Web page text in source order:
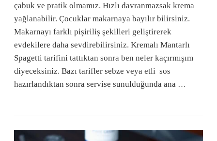
çabuk ve pratik olmamız. Hızlı davranmazsak krema
yağlanabilir. Çocuklar makarnaya bayılır bilirsiniz.
Makarnayı farklı pişiriliş şekilleri geliştirerek
evdekilere daha sevdirebilirsiniz. Kremalı Mantarlı
Spagetti tarifini tattıktan sonra ben neler kaçırmışım
diyeceksiniz. Bazı tarifler sebze veya etli sos
hazırlandıktan sonra servise sunulduğunda ana …